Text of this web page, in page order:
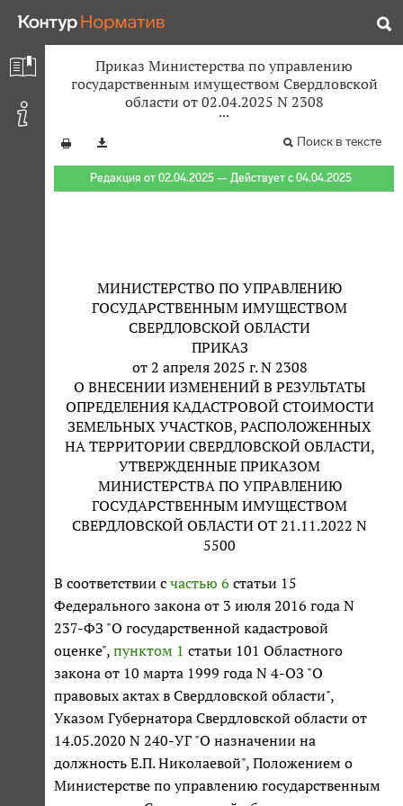
Приказ Министерства по управлению
государственным имуществом Свердловской
области от 02.04.2025 N 2308
Поиск в тексте
Редакция от 02.04.2025 — Действует с 04.04.2025
МИНИСТЕРСТВО ПО УПРАВЛЕНИЮ
ГОСУДАРСТВЕННЫМ ИМУЩЕСТВОМ
СВЕРДЛОВСКОЙ ОБЛАСТИ
ПРИКАЗ
от 2 апреля 2025 г. N 2308
О ВНЕСЕНИИ ИЗМЕНЕНИЙ В РЕЗУЛЬТАТЫ
ОПРЕДЕЛЕНИЯ КАДАСТРОВОЙ СТОИМОСТИ
ЗЕМЕЛЬНЫХ УЧАСТКОВ, РАСПОЛОЖЕННЫХ
НА ТЕРРИТОРИИ СВЕРДЛОВСКОЙ ОБЛАСТИ,
УТВЕРЖДЕННЫЕ ПРИКАЗОМ
МИНИСТЕРСТВА ПО УПРАВЛЕНИЮ
ГОСУДАРСТВЕННЫМ ИМУЩЕСТВОМ
СВЕРДЛОВСКОЙ ОБЛАСТИ ОТ 21.11.2022 N
5500
В соответствии с частью 6 статьи 15
Федерального закона от 3 июля 2016 года N
237-ФЗ "О государственной кадастровой
оценке", пунктом 1 статьи 101 Областного
закона от 10 марта 1999 года N 4-ОЗ "О
правовых актах в Свердловской области",
Указом Губернатора Свердловской области от
14.05.2020 N 240-УГ "О назначении на
должность Е.П. Николаевой", Положением о
Министерстве по управлению государственным